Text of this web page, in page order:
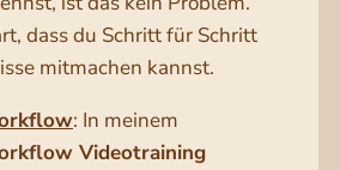
dass du Schritt für Schritt
mitmachen kannst.
: In meinem
Videotraining